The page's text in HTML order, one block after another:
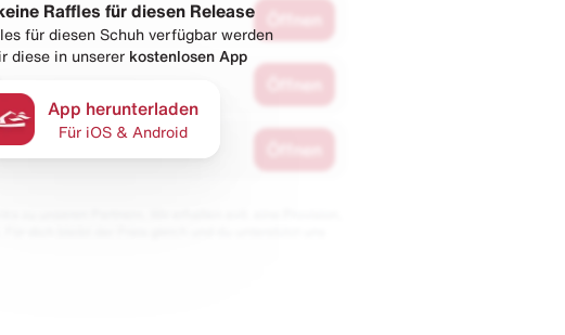
Raffles für diesen Release
für diesen Schuh verfügbar werden
diese in unserer kostenlosen App
App herunterladen
Für iOS & Android